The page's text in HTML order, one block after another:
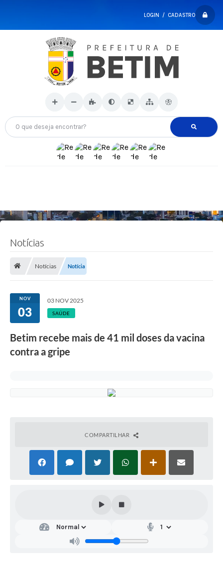
LOGIN / CADASTRO
O que deseja encontrar?
Notícias
Notícias Notícia
NOV
03
03 NOV 2025
SAÚDE
Betim recebe mais de 41 mil doses da vacina
contra a gripe
COMPARTILHAR